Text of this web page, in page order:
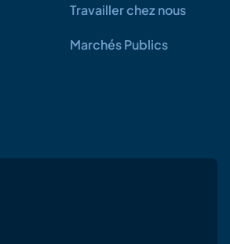
Travailler chez nous
Marchés Publics